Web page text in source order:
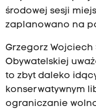
środowej sesji
zaplanowano na
Grzegorz Wojciech
Obywatelskiej
to zbyt daleko
konserwatywnym
ograniczanie